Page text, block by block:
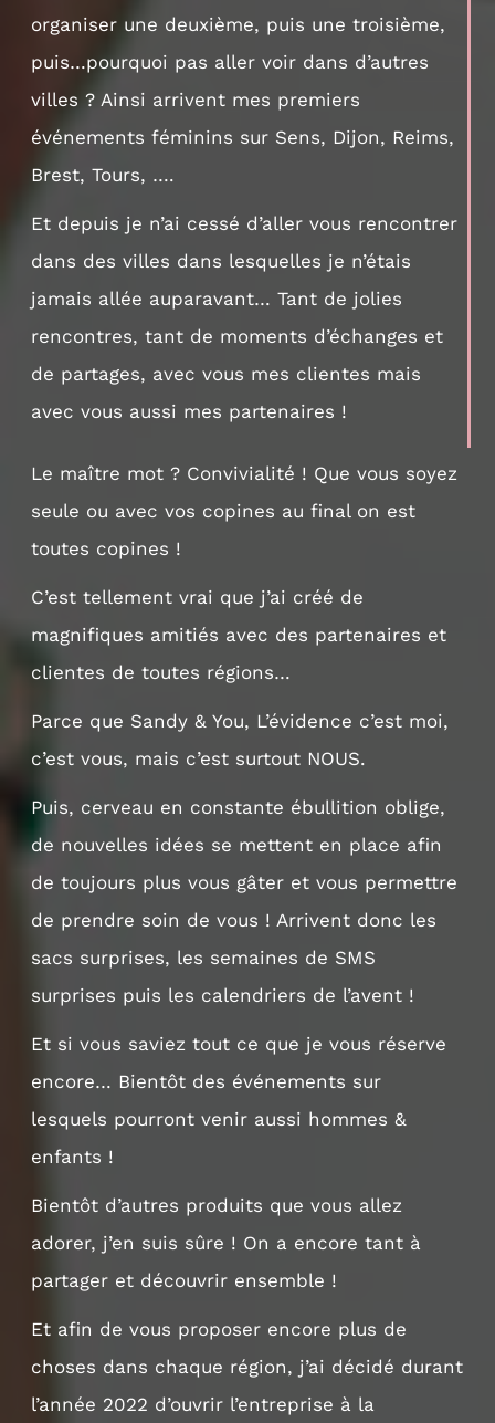
organiser une deuxième, puis une troisième,
puis…pourquoi pas aller voir dans d’autres
villes ? Ainsi arrivent mes premiers
événements féminins sur Sens, Dijon, Reims,
Brest, Tours, ….
Et depuis je n’ai cessé d’aller vous rencontrer
dans des villes dans lesquelles je n’étais
jamais allée auparavant… Tant de jolies
rencontres, tant de moments d’échanges et
de partages, avec vous mes clientes mais
avec vous aussi mes partenaires !
Le maître mot ? Convivialité ! Que vous soyez
seule ou avec vos copines au final on est
toutes copines !
C’est tellement vrai que j’ai créé de
magnifiques amitiés avec des partenaires et
clientes de toutes régions…
Parce que Sandy & You, L’évidence c’est moi,
c’est vous, mais c’est surtout NOUS.
Puis, cerveau en constante ébullition oblige,
de nouvelles idées se mettent en place afin
de toujours plus vous gâter et vous permettre
de prendre soin de vous ! Arrivent donc les
sacs surprises, les semaines de SMS
surprises puis les calendriers de l’avent !
Et si vous saviez tout ce que je vous réserve
encore… Bientôt des événements sur
lesquels pourront venir aussi hommes &
enfants !
Bientôt d’autres produits que vous allez
adorer, j’en suis sûre ! On a encore tant à
partager et découvrir ensemble !
Et afin de vous proposer encore plus de
choses dans chaque région, j’ai décidé durant
l’année 2022 d’ouvrir l’entreprise à la